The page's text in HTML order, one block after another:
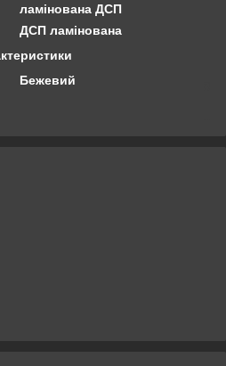
ламінована ДСП
ДСП ламінована
Бежевий